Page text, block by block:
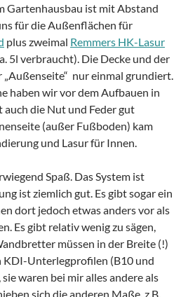
Gartenhausbau ist mit Abstand
für die Außenflächen für
plus zweimal Remmers HK-Lasur
5l verbraucht). Die Decke und der
nur einmal grundiert.
haben wir vor dem Aufbauen in
auch die Nut und Feder gut
(außer Fußboden) kam
und Lasur für Innen.
Spaß. Das System ist
ist ziemlich gut. Es gibt sogar ein
dort jedoch etwas anders vor als
Es gibt relativ wenig zu sägen,
müssen in der Breite (!)
KDI-Unterlegprofilen (B10 und
waren bei mir alles andere als
sich die anderen Maße, z.B.